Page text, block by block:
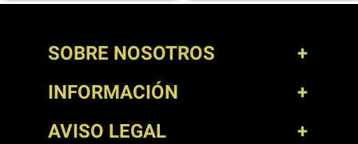
SOBRE NOSOTROS
INFORMACIÓN
AVISO LEGAL